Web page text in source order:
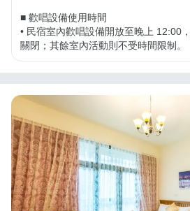
■ 歡唱設備使用時間
• 民宿室內歡唱設備開放至晚上 12:00
關閉；其餘室內活動則不受時間限制。